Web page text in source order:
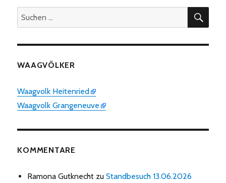
Suchen
nach:
WAAGVÖLKER
Waagvolk Heitenried
Waagvolk Grangeneuve
KOMMENTARE
Ramona Gutknecht zuStandbesuch 13.06.2026